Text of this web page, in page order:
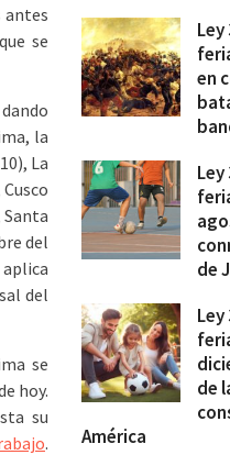
antes
se
la
La
Santa
del
del
se
hoy.
su
.
en
de
de
América